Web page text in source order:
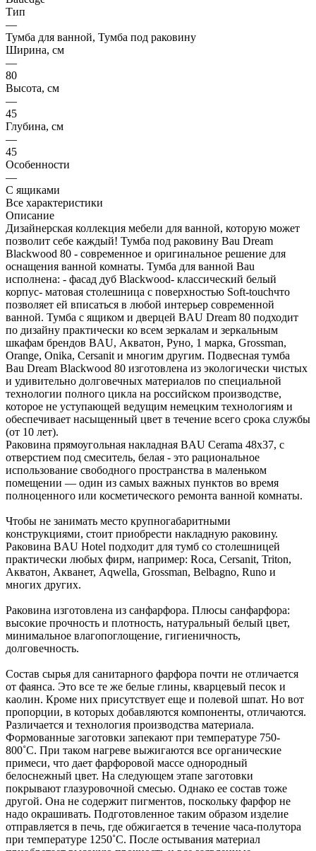
Тип
—
Тумба для ванной, Тумба под раковину
Ширина, см
—
80
Высота, см
—
45
Глубина, см
—
45
Особенности
—
С ящиками
Все характеристики
Описание
Дизайнерская коллекция мебели для ванной, которую может
позволит себе каждый! Тумба под раковину Bau Dream
Blackwood 80 - современное и оригинальное решение для
оснащения ванной комнаты. Тумба для ванной Bau
исполнена: - фасад дуб Blackwood- классический белый
корпус- матовая столешница с поверхностью Soft-touchчто
позволяет ей вписаться в любой интерьер современной
ванной. Тумба с ящиком и дверцей BAU Dream 80 подходит
по дизайну практически ко всем зеркалам и зеркальным
шкафам брендов BAU, Акватон, Руно, 1 марка, Grossman,
Orange, Onika, Cersanit и многим другим. Подвесная тумба
Bau Dream Blackwood 80 изготовлена из экологически чистых
и удивительно долговечных материалов по специальной
технологии полного цикла на российском производстве,
которое не уступающей ведущим немецким технологиям и
обеспечивает насыщенный цвет в течение всего срока службы
(от 10 лет).
Раковина прямоугольная накладная BAU Cerama 48х37, с
отверстием под смеситель, белая - это рациональное
использование свободного пространства в маленьком
помещении — один из самых важных пунктов во время
полноценного или косметического ремонта ванной комнаты.
Чтобы не занимать место крупногабаритными
конструкциями, стоит приобрести накладную раковину.
Раковина BAU Hotel подходит для тумб со столешницей
практически любых фирм, например: Roca, Cersanit, Triton,
Акватон, Акванет, Aqwella, Grossman, Belbagno, Runo и
многих других.
Раковина изготовлена из санфарфора. Плюсы санфарфора:
высокие прочность и плотность, натуральный белый цвет,
минимальное влагопоглощение, гигиеничность,
долговечность.
Состав сырья для санитарного фарфора почти не отличается
от фаянса. Это все те же белые глины, кварцевый песок и
каолин. Кроме них присутствует еще и полевой шпат. Но вот
пропорции, в которых добавляются компоненты, отличаются.
Различается и технология производства материала.
Формованные заготовки запекают при температуре 750-
800˚С. При таком нагреве выжигаются все органические
примеси, что дает фарфоровой массе однородный
белоснежный цвет. На следующем этапе заготовки
покрывают глазуровочной смесью. Однако ее состав тоже
другой. Она не содержит пигментов, поскольку фарфор не
надо окрашивать. Подготовленное таким образом изделие
отправляется в печь, где обжигается в течение часа-полутора
при температуре 1250˚С. После остывания материал